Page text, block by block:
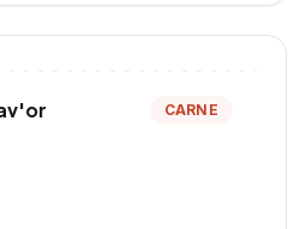
CARNE